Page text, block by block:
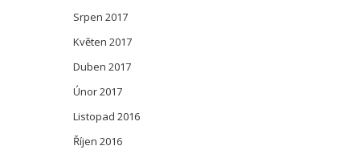
Srpen 2017
Květen 2017
Duben 2017
Únor 2017
Listopad 2016
Říjen 2016